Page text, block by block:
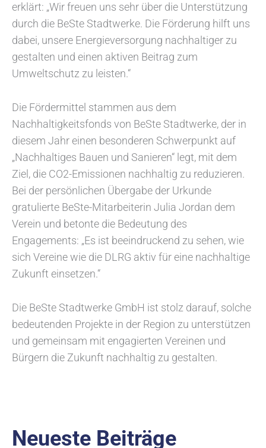
erklärt: „Wir freuen uns sehr über die Unterstützung
durch die BeSte Stadtwerke. Die Förderung hilft uns
dabei, unsere Energieversorgung nachhaltiger zu
gestalten und einen aktiven Beitrag zum
Umweltschutz zu leisten.“
Die Fördermittel stammen aus dem
Nachhaltigkeitsfonds von BeSte Stadtwerke, der in
diesem Jahr einen besonderen Schwerpunkt auf
„Nachhaltiges Bauen und Sanieren“ legt, mit dem
Ziel, die CO2-Emissionen nachhaltig zu reduzieren.
Bei der persönlichen Übergabe der Urkunde
gratulierte BeSte-Mitarbeiterin Julia Jordan dem
Verein und betonte die Bedeutung des
Engagements: „Es ist beeindruckend zu sehen, wie
sich Vereine wie die DLRG aktiv für eine nachhaltige
Zukunft einsetzen.“
Die BeSte Stadtwerke GmbH ist stolz darauf, solche
bedeutenden Projekte in der Region zu unterstützen
und gemeinsam mit engagierten Vereinen und
Bürgern die Zukunft nachhaltig zu gestalten.
Neueste Beiträge